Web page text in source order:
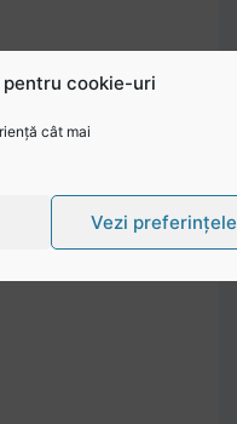
cookie-uri
cât mai
Vezi preferințele